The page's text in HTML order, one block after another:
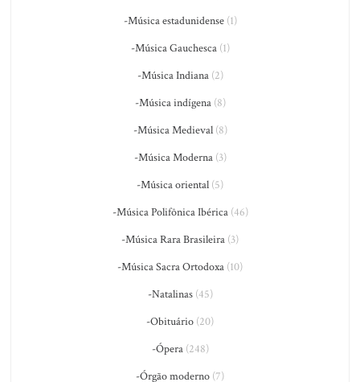
-Música estadunidense(1)
-Música Gauchesca(1)
-Música Indiana(2)
-Música indígena(8)
-Música Medieval(8)
-Música Moderna(3)
-Música oriental (5)
-Música Polifônica Ibérica(46)
-Música Rara Brasileira (3)
-Música Sacra Ortodoxa (10)
-Natalinas(45)
-Obituário (20)
-Ópera(248)
-Órgão moderno (7)